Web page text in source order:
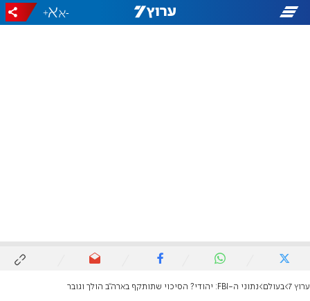
-
+
ערוץ 7 בעולם נתוני ה-FBI: יהודי? הסיכוי שתותקף בארה"ב הולך וגובר